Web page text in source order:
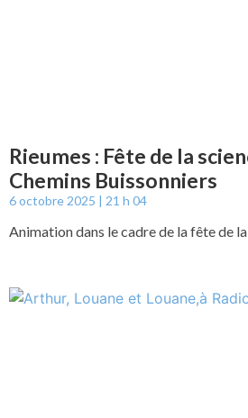
Rieumes : Fête de la
Chemins Buissonniers
6 octobre 2025 21 h 04
Animation dans le cadre de la fête de